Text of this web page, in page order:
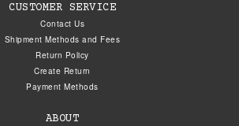
CUSTOMER SERVICE
Contact Us
Shipment Methods and Fees
Return Policy
Create Return
Payment Methods
ABOUT